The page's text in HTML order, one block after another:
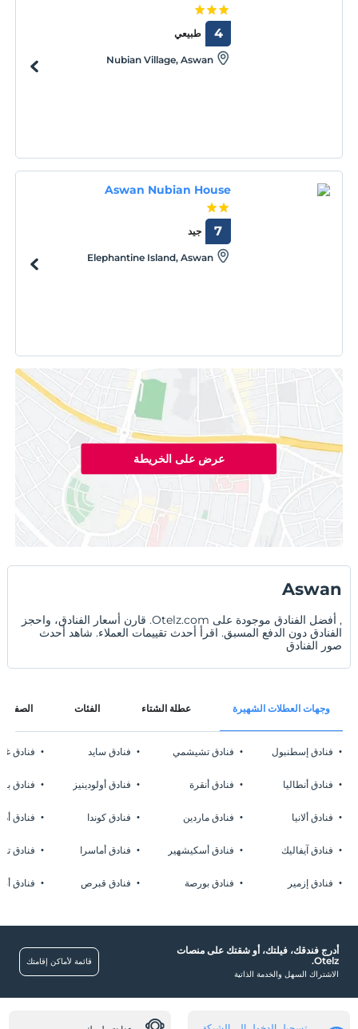
طبيعي 4
Nubian Village, Aswan
Aswan Nubian House
جيد 7
Elephantine Island, Aswan
عرض على الخريطة
Aswan
, أفضل الفنادق موجودة على Otelz.com. قارن أسعار الفنادق، واحجز
الفنادق دون الدفع المسبق. اقرأ أحدث تقييمات العملاء. شاهد أحدث
صور الفنادق
وجهات العطلات الشهيرة عطلة الشتاء الفئات
فنادق إسطنبول
فنادق أنطاليا
فنادق ألانيا
فنادق آيفاليك
فنادق إزمير
فنادق تشيشمي
فنادق أنقرة
فنادق ماردين
فنادق أسكيشهير
فنادق بورصة
فنادق سايد
فنادق أولودينيز
فنادق كوندا
فنادق أماسرا
فنادق قبرص
فنادق
فنادق
فنادق
فنادق
فنادق
أدرج فندقك، فيلتك، أو شقتك على منصات
Otelz.
الاشتراك السهل والخدمة الذاتية
قائمة لأماكن إقامتك